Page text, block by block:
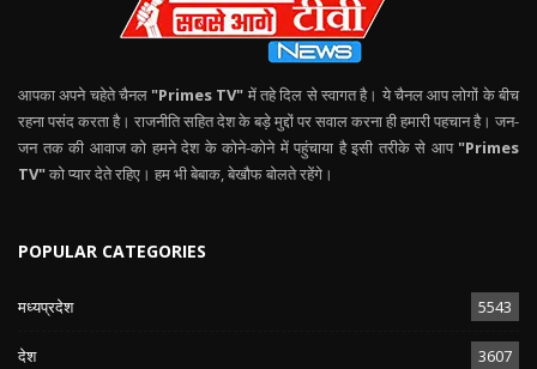
आपका अपने चहेते चैनल "Primes TV" में तहे दिल से स्वागत है। ये चैनल आप लोगों के बीच
रहना पसंद करता है। राजनीति सहित देश के बड़े मुद्दों पर सवाल करना ही हमारी पहचान है। जन-
जन तक की आवाज को हमने देश के कोने-कोने में पहुंचाया है इसी तरीके से आप "Primes
TV"को प्यार देते रहिए। हम भी बेबाक, बेखौफ बोलते रहेंगे।
POPULAR CATEGORIES
मध्यप्रदेश 5543
देश 3607